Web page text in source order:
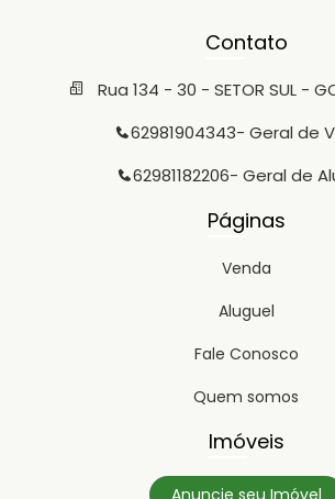
Contato
Rua 134 - 30 - SETOR SUL -
62981904343- Geral de
62981182206- Geral de
Páginas
Venda
Aluguel
Fale Conosco
Quem somos
Imóveis
Anuncie seu Imóvel